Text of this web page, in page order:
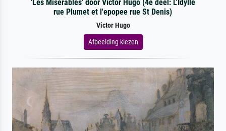
'Les Miserables' door Victor Hugo (4e deel: L'Idylle
rue Plumet et l'epopee rue St Denis)
Victor Hugo
Afbeelding kiezen